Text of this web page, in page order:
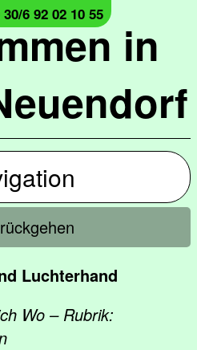
in
6 92 02 10 55
Luchterhand
Wo – Rubrik: